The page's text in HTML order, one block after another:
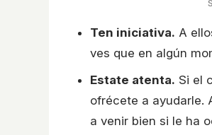
Ten iniciativa. A
ves que en algún
Estate atenta. Si el
ofrécete a ayudarle.
a venir bien si le ha